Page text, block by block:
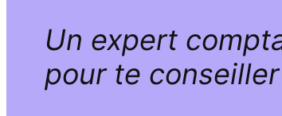
Un expert
pour te conseiller